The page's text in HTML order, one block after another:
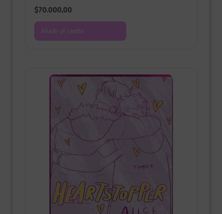
$70.000,00
Añadir al carrito